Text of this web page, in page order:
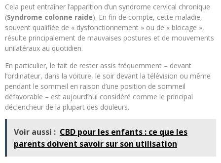
Cela peut entraîner l’apparition d’un syndrome cervical chronique
(Syndrome colonne raide). En fin de compte, cette maladie,
souvent qualifiée de « dysfonctionnement » ou de « blocage »,
résulte principalement de mauvaises postures et de mouvements
unilatéraux au quotidien.
En particulier, le fait de rester assis fréquemment – devant
l’ordinateur, dans la voiture, le soir devant la télévision ou même
pendant le sommeil en raison d’une position de sommeil
défavorable – est aujourd’hui considéré comme le principal
déclencheur de la plupart des douleurs.
Voir aussi : CBD pour les enfants : ce que les
parents doivent savoir sur son utilisation